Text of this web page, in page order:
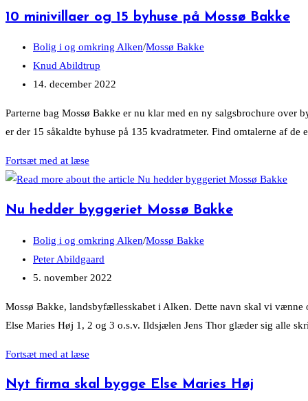
Mossø
Bakke
en
10 minivillaer og 15 byhuse på Mossø Bakke
Post
category:
Bolig i og omkring Alken/Mossø Bakke
Post
author:
Knud Abildtrup
Post
14. december 2022
Parterne bag Mossø Bakke er nu klar med en ny salgsbrochure over
er der 15 såkaldte byhuse på 135 kvadratmeter. Find omtalerne af
Fortsæt med at læse
minivillaer
15
byhuse
Mossø
Nu hedder byggeriet Mossø Bakke
Post
category:
Bolig i og omkring Alken/Mossø Bakke
Post
author:
Peter Abildgaard
Post
5. november 2022
Mossø Bakke, landsbyfællesskabet i Alken. Dette navn skal vi
Else Maries Høj 1, 2 og 3 o.s.v. Ildsjælen Jens Thor glæder sig alle
Fortsæt med at læse
byggeriet
Nyt firma skal bygge Else Maries Høj